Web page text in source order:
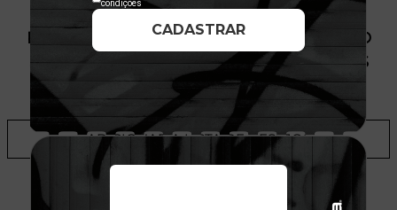
PRODUTO SEM ESTOQUE DÍSPONÍVEL NO
SITE, CONSULTE A DISPONIBILIDADE NAS
LOJAS
ADICIONAR A LISTA DE DESEJOS